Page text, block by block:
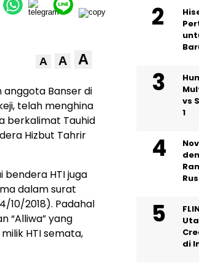
A A A
anggota Banser di
telah menghina
berkalimat Tauhid
Hizbut Tahrir
HTI juga
dalam surat
10/2018). Padahal
“Alliwa” yang
HTI semata,
vs
1
di